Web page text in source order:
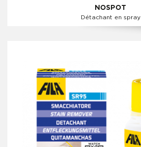
NOSPOT
Détachant en spray